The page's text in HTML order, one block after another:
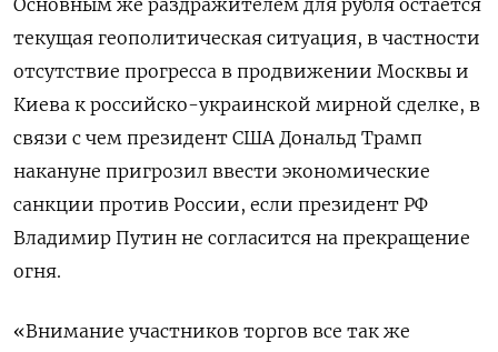
Основным же раздражителем для рубля остается
текущая геополитическая ситуация, в частности
отсутствие прогресса в продвижении Москвы и
Киева к российско-украинской мирной сделке, в
связи с чем президент США Дональд Трамп
накануне пригрозил ввести экономические
санкции против России, если президент РФ
Владимир Путин не согласится на прекращение
огня.
«Внимание участников торгов все так же